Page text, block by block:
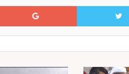
Twitter